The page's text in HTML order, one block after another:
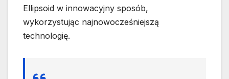
Ellipsoid w innowacyjny sposób,
wykorzystując najnowocześniejszą
technologię.